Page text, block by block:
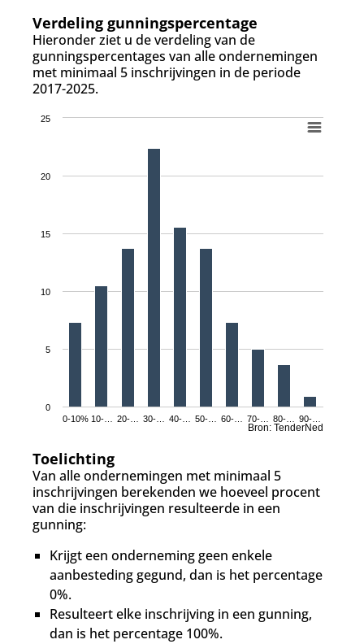
Verdeling gunningspercentage
Hieronder ziet u de verdeling van de
gunningspercentages van alle ondernemingen
met minimaal 5 inschrijvingen in de periode
2017-2025.
0-10% 10-… 20-… 30-… 40-… 50-… 60-… 70-… 80-… 90-…
0
5
10
15
20
25
Bron: TenderNed
Toelichting
Van alle ondernemingen met minimaal 5
inschrijvingen berekenden we hoeveel procent
van die inschrijvingen resulteerde in een
gunning:
Krijgt een onderneming geen enkele
aanbesteding gegund, dan is het percentage
0%.
Resulteert elke inschrijving in een gunning,
dan is het percentage 100%.